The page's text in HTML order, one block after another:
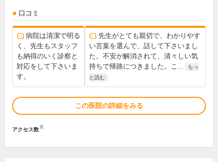
口コミ
病院は清潔で明る
く、先生もスタッフ
も納得のいく診察と
対応をして下さいま
す。
先生がとても親切で、わかりやす
い言葉を選んで、話して下さいまし
た。不安が解消されて、清々しい気
持ちで帰路につきました。こ...
もっ
と読む
この医院の詳細をみる
アクセス数※